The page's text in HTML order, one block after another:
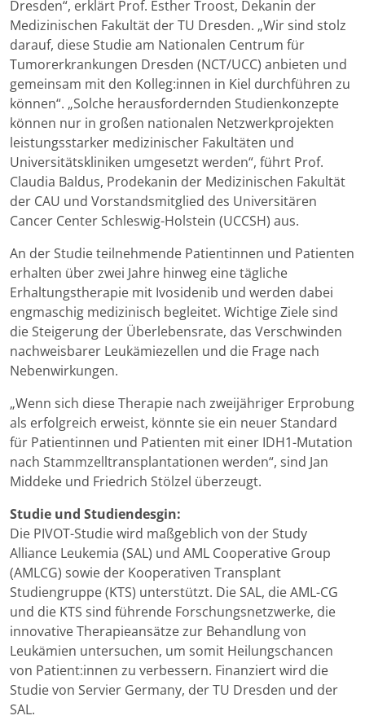
Dresden“, erklärt Prof. Esther Troost, Dekanin der
Medizinischen Fakultät der TU Dresden. „Wir sind stolz
darauf, diese Studie am Nationalen Centrum für
Tumorerkrankungen Dresden (NCT/UCC) anbieten und
gemeinsam mit den Kolleg:innen in Kiel durchführen zu
können“. „Solche herausfordernden Studienkonzepte
können nur in großen nationalen Netzwerkprojekten
leistungsstarker medizinischer Fakultäten und
Universitätskliniken umgesetzt werden“, führt Prof.
Claudia Baldus, Prodekanin der Medizinischen Fakultät
der CAU und Vorstandsmitglied des Universitären
Cancer Center Schleswig-Holstein (UCCSH) aus.
An der Studie teilnehmende Patientinnen und Patienten
erhalten über zwei Jahre hinweg eine tägliche
Erhaltungstherapie mit Ivosidenib und werden dabei
engmaschig medizinisch begleitet. Wichtige Ziele sind
die Steigerung der Überlebensrate, das Verschwinden
nachweisbarer Leukämiezellen und die Frage nach
Nebenwirkungen.
„Wenn sich diese Therapie nach zweijähriger Erprobung
als erfolgreich erweist, könnte sie ein neuer Standard
für Patientinnen und Patienten mit einer IDH1-Mutation
nach Stammzelltransplantationen werden“, sind Jan
Middeke und Friedrich Stölzel überzeugt.
Studie und Studiendesgin:
Die PIVOT-Studie wird maßgeblich von der Study
Alliance Leukemia (SAL) und AML Cooperative Group
(AMLCG) sowie der Kooperativen Transplant
Studiengruppe (KTS) unterstützt. Die SAL, die AML-CG
und die KTS sind führende Forschungsnetzwerke, die
innovative Therapieansätze zur Behandlung von
Leukämien untersuchen, um somit Heilungschancen
von Patient:innen zu verbessern. Finanziert wird die
Studie von Servier Germany, der TU Dresden und der
SAL.